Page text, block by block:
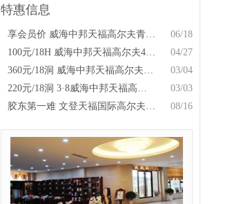
特惠信息
06/18
享会员价 威海中邦天福高尔夫青少年击球优惠
04/27
100元/18H 威海中邦天福高尔夫4月30日营业特惠
03/04
360元/18洞 威海中邦天福高尔夫俱乐部3月特惠
03/03
220元/18洞 3·8威海中邦天福高尔夫女士特惠
08/16
胶东第一难 文登天福国际高尔夫俱乐部喜迎上海开球球队前来挑战！